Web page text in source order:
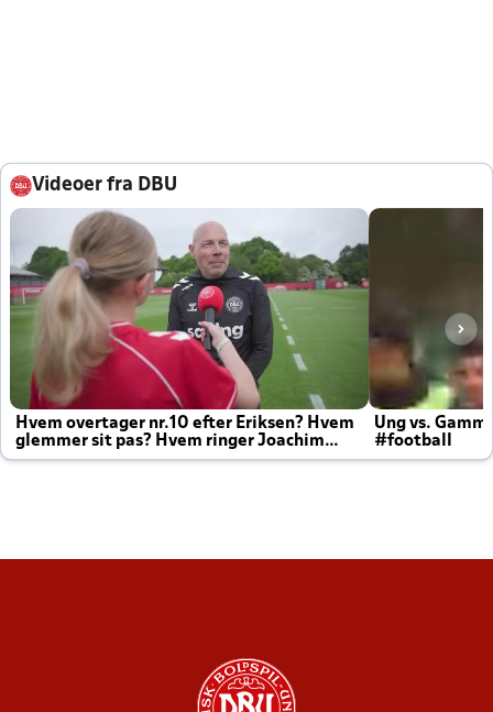
Videoer fra DBU
Hvem overtager nr.10 efter Eriksen? Hvem
glemmer sit pas? Hvem ringer Joachim
altid til efter kampe?
Ung vs.
#football